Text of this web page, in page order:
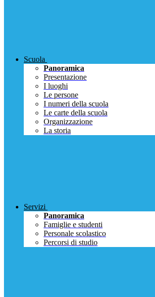
Scuola
Panoramica
Presentazione
I luoghi
Le persone
I numeri della scuola
Le carte della scuola
Organizzazione
La storia
Servizi
Panoramica
Famiglie e studenti
Personale scolastico
Percorsi di studio